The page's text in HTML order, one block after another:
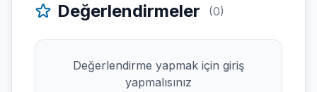
Değerlendirmeler (0)
Değerlendirme yapmak için giriş
yapmalısınız